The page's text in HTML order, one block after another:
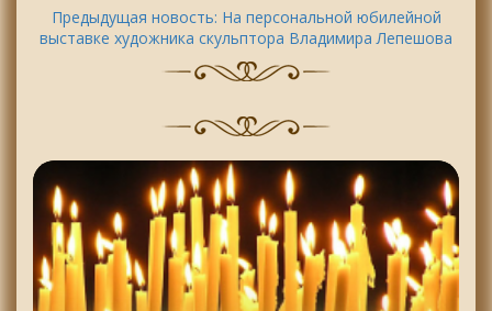
Предыдущая новость: На персональной юбилейной
выставке художника скульптора Владимира Лепешова